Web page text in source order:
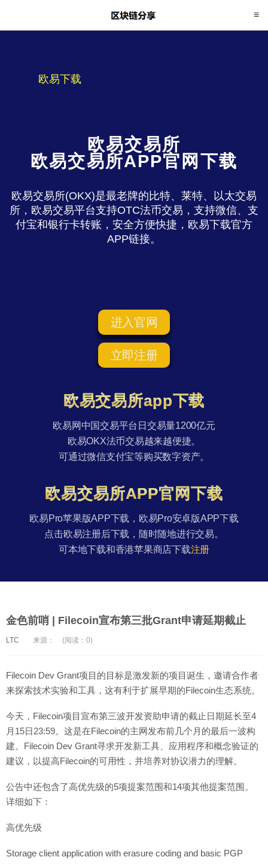
欧易下载
欧易交易所
欧易交易所APP官网下载
欧易交易所(OKX)是最老牌的比特、莱特、以太交易
所，欧易交易平台支持OTC法币交易，支持微信、支
付宝和银行卡转账，安全方便快捷，欧易下载官方
APP链接。
进入官网
立即注册
欧易交易所app下载
欧易网中国交易平台日交易量1200亿元
欧易OKX法币交易越来越便捷。
可通过微信支付宝等购买数字资产。
欧易交易所APP官网下载
欧易Pro苹果版APP下载，欧易Pro安卓版APP下载
点击欧易注册后下载，随时随地进行交易。
可本地下载和香港苹果商店下载注册
金色前哨 | Filecoin宣布第三批Grant申请延期截止
LTC 来源： (阅读：0)
Filecoin Dev Grant项目的目标是激发新的项目诞生，邀请合作者
来探索技术实验和工具，这有利于扩展早期的Filecoin生态系统。
今天，Filecoin项目宣布第三波开发资助申请的截止日期延长至4
月15日23:59。这是在Filecoin的主网发布前几个月的最后一波构
建。Filecoin Dev Grant寻求开发新工具、应用程序和概念验证的
建议，以提高Filecoin的可用性，并培养对协议潜力的理解。
公告中还包含了高优先级的5项提案范围和14项其他提案范围。
详细如下：
高优先级
Storage client application with erasure coding and basic PGP